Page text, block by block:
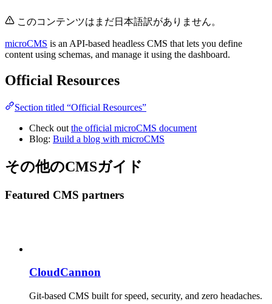
このコンテンツはまだ日本語訳がありません。
microCMS is an API-based headless CMS that lets you define
content using schemas, and manage it using the dashboard.
Official Resources
Section titled “Official Resources”
Check out the official microCMS document
Blog: Build a blog with microCMS
その他のCMSガイド
Featured CMS partners
CloudCannon
Git-based CMS built for speed, security, and zero headaches.